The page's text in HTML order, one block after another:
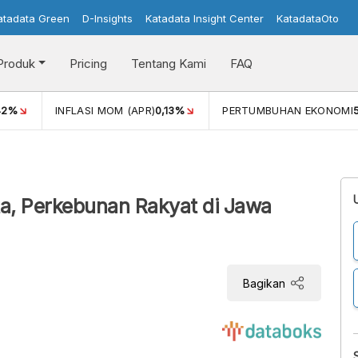
Green D-Insights Katadata Insight Center KatadataOto
Pricing Tentang Kami FAQ
INFLASI MOM (APR)0,13% PERTUMBUHAN EKONOMI
Perkebunan Rakyat di Jawa
Bagikan